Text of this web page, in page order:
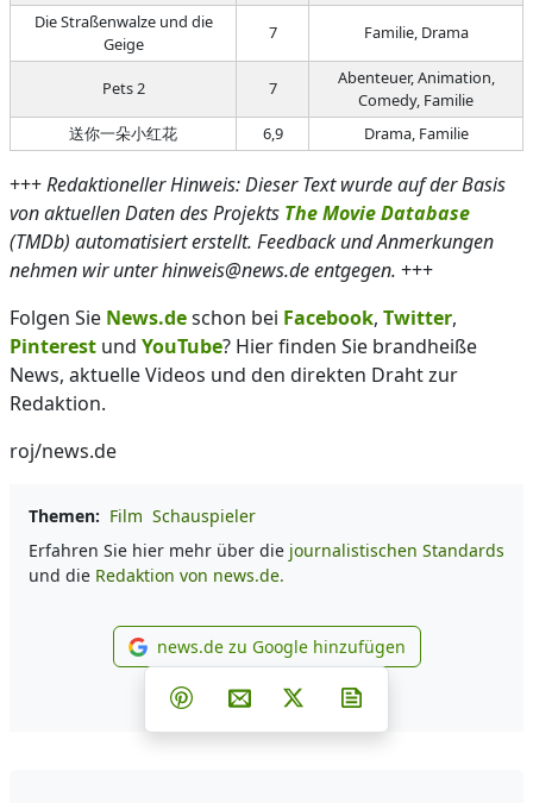
Die Straßenwalze und die
Geige
7 Familie, Drama
Pets 2 7
Abenteuer, Animation,
Comedy, Familie
送你一朵小红花
6,9 Drama, Familie
+++Redaktioneller Hinweis: Dieser Text wurde auf der Basis
von aktuellen Daten des Projekts The Movie Database
(TMDb) automatisiert erstellt. Feedback und Anmerkungen
nehmen wir unter hinweis@news.de entgegen. +++
Folgen Sie News.deschon bei Facebook, Twitter,
Pinterest und YouTube? Hier finden Sie brandheiße
News, aktuelle Videos und den direkten Draht zur
Redaktion.
roj/news.de
Themen: Film Schauspieler
Erfahren Sie hier mehr über die journalistischen Standards
und die Redaktion von news.de.
news.de zu Google
news.de zu Google hinzufügen
Teilen auf Facebook
Teilen auf Whatsapp
Teilen auf Telegram
Teilen auf Pinterest
Per E-Mail teilen
Post auf X